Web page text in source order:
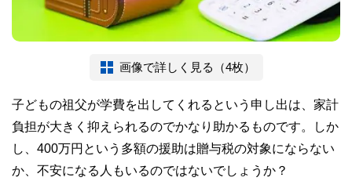
画像で詳しく見る（4枚）
子どもの祖父が学費を出してくれるという申し出は、家計
負担が大きく抑えられるのでかなり助かるものです。しか
し、400万円という多額の援助は贈与税の対象にならない
か、不安になる人もいるのではないでしょうか？